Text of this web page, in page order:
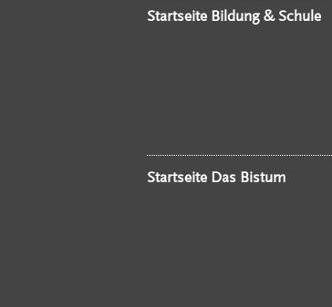
Startseite Bildung & Schule
Startseite Das Bistum